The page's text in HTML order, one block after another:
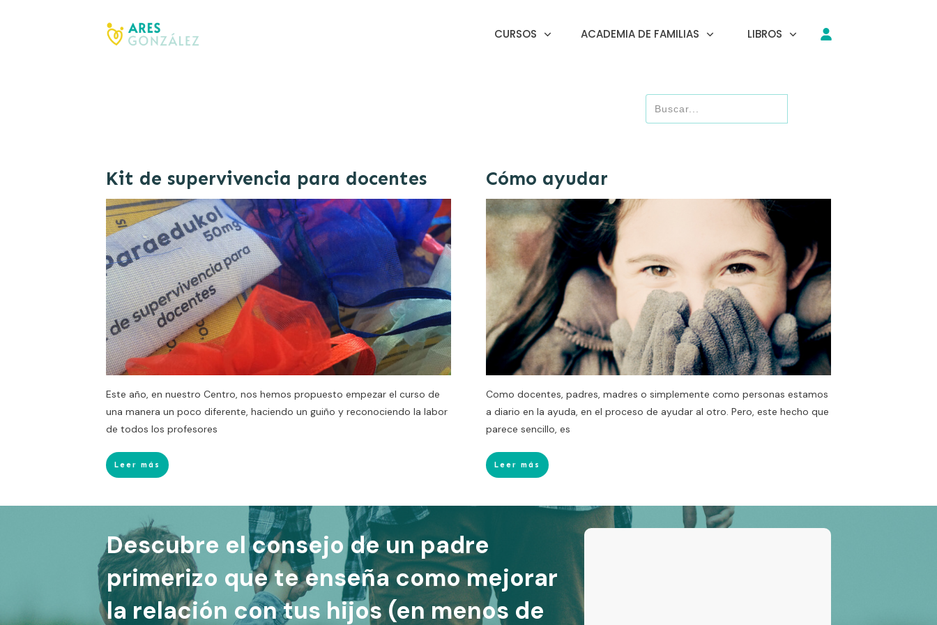
CURSOS ACADEMIA DE FAMILIAS LIBROS
Kit de supervivencia para docentes
Este año, en nuestro Centro, nos hemos propuesto empezar el curso de
una manera un poco diferente, haciendo un guiño y reconociendo la labor
de todos los profesores
Leer más
Cómo ayudar
Como docentes, padres, madres o simplemente como personas estamos
a diario en la ayuda, en el proceso de ayudar al otro. Pero, este hecho que
parece sencillo, es
Leer más
Descubre el consejo de un padre
primerizo que te enseña como mejorar
la relación con tus hijos (en menos de